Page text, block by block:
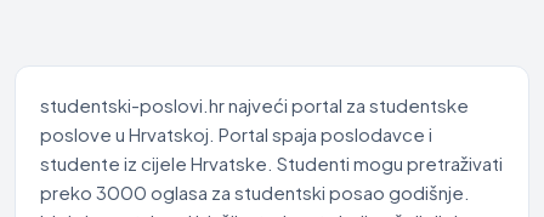
studentski-poslovi.hr najveći portal za studentske
poslove u Hrvatskoj. Portal spaja poslodavce i
studente iz cijele Hrvatske. Studenti mogu pretraživati
preko 3000 oglasa za studentski posao godišnje.